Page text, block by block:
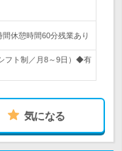
間休憩時間60分残業あり
フト制／月8～9日）◆有
気になる